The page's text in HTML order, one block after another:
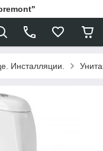
Инсталляции.